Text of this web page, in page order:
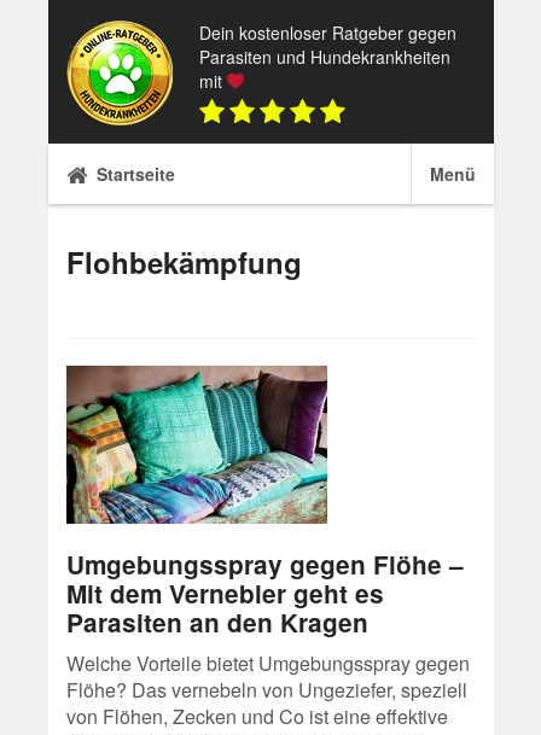
content
Dein kostenloser Ratgeber gegen
Parasiten und Hundekrankheiten
mit
Startseite Menü
Flohbekämpfung
Umgebungsspray gegen Flöhe –
Mit dem Vernebler geht es
Parasiten an den Kragen
Welche Vorteile bietet Umgebungsspray gegen
Flöhe? Das vernebeln von Ungeziefer, speziell
von Flöhen, Zecken und Co ist eine effektive